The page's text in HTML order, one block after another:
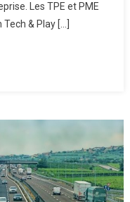
Les TPE et PME
& Play […]